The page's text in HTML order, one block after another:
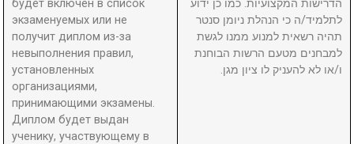
будет включен в список
экзаменуемых или не
получит диплом из-за
невыполнения правил,
установленных
организациями,
принимающими экзамены.
Диплом будет выдан
ученику, участвующему в
הדרישות המקצועיות. כמו כן ידוע
לתלמיד/ה כי הנהלת ניומן סנטר
תהיה רשאית למנוע ממנו לגשת
למבחנים מטעם הרשות הבוחנת
ו/או לא להעניק לו ציון מגן.